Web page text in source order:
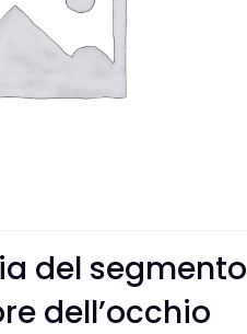
del segmento
dell’occhio